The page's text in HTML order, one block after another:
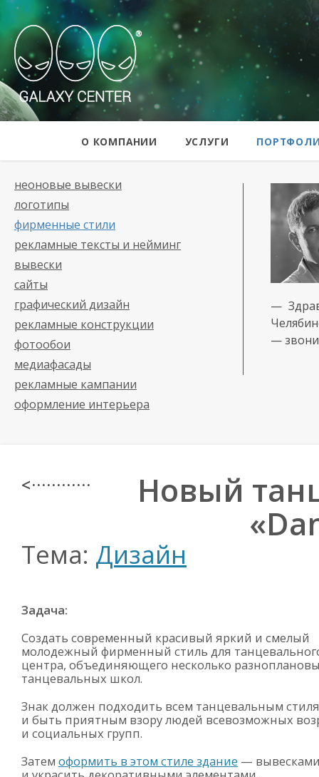
Galaxy Center
О КОМПАНИИ УСЛУГИ
неоновые вывески
логотипы
фирменные стили
рекламные тексты и нейминг
вывески
сайты
графический дизайн
рекламные конструкции
фотообои
медиафасады
рекламные кампании
оформление интерьера
—
—
< · · · · · · · · · · · · Новый
Тема: Дизайн
Задача:
Создать современный красивый яркий и смелый
молодежный фирменный стиль для
центра, объединяющего несколько
танцевальных школ.
Знак должен подходить всем танцевальным
и быть приятным взору людей всевозможных
и социальных групп.
Затем оформить в этом стиле здание —